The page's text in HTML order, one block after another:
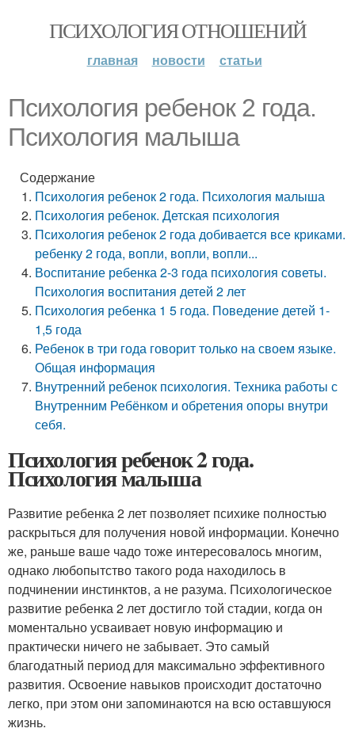
ПСИХОЛОГИЯ ОТНОШЕНИЙ
главная новости статьи
Психология ребенок 2 года.
Психология малыша
Содержание
Психология ребенок 2 года. Психология малыша
Психология ребенок. Детская психология
Психология ребенок 2 года добивается все криками.
ребенку 2 года, вопли, вопли, вопли...
Воспитание ребенка 2-3 года психология советы.
Психология воспитания детей 2 лет
Психология ребенка 1 5 года. Поведение детей 1-
1,5 года
Ребенок в три года говорит только на своем языке.
Общая информация
Внутренний ребенок психология. Техника работы с
Внутренним Ребёнком и обретения опоры внутри
себя.
Психология ребенок 2 года.
Психология малыша
Развитие ребенка 2 лет позволяет психике полностью
раскрыться для получения новой информации. Конечно
же, раньше ваше чадо тоже интересовалось многим,
однако любопытство такого рода находилось в
подчинении инстинктов, а не разума. Психологическое
развитие ребенка 2 лет достигло той стадии, когда он
моментально усваивает новую информацию и
практически ничего не забывает. Это самый
благодатный период для максимально эффективного
развития. Освоение навыков происходит достаточно
легко, при этом они запоминаются на всю оставшуюся
жизнь.